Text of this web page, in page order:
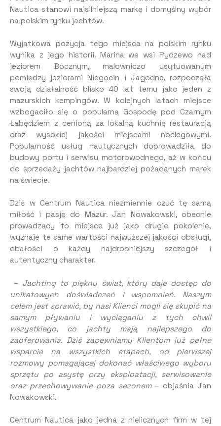
Nautica stanowi najsilniejszą markę i domyślny wybór
na polskim rynku jachtów.
Wyjątkowa pozycja tego miejsca na polskim rynku
wynika z jego historii. Marina we wsi Rydzewo nad
jeziorem Bocznym, malowniczo usytuowanym
pomiędzy jeziorami Niegocin i Jagodne, rozpoczęła
swoją działalność blisko 40 lat temu jako jeden z
mazurskich kempingów. W kolejnych latach miejsce
wzbogaciło się o popularną Gospodę pod Czarnym
Łabędziem z cenioną za lokalną kuchnię restauracją
oraz wysokiej jakości miejscami noclegowymi.
Popularność usług nautycznych doprowadziła do
budowy portu i serwisu motorowodnego, aż w końcu
do sprzedaży jachtów najbardziej pożądanych marek
na świecie.
Dziś w Centrum Nautica niezmiennie czuć tę samą
miłość i pasję do Mazur. Jan Nowakowski, obecnie
prowadzący to miejsce już jako drugie pokolenie,
wyznaje te same wartości najwyższej jakości obsługi,
dbałości o każdy najdrobniejszy szczegół i
autentyczny charakter.
– Jachting to piękny świat, który daje dostęp do
unikatowych doświadczeń i wspomnień. Naszym
celem jest sprawić, by nasi Klienci mogli się skupić na
samym pływaniu i wyciąganiu z tych chwil
wszystkiego, co jachty mają najlepszego do
zaoferowania. Dziś zapewniamy Klientom już pełne
wsparcie na wszystkich etapach, od pierwszej
rozmowy pomagającej dokonać właściwego wyboru
sprzętu po asystę przy eksploatacji, serwisowanie
oraz przechowywanie poza sezonem – objaśnia Jan
Nowakowski.
Centrum Nautica jako jedna z nielicznych firm w tej